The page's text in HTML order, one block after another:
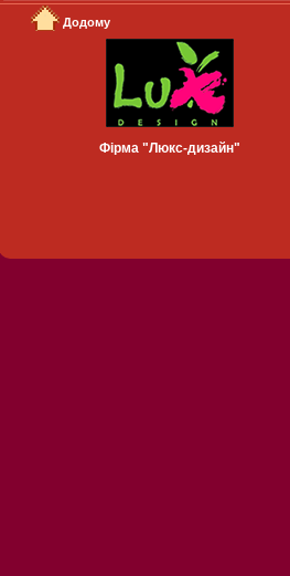
Додому
Фірма "Люкс-дизайн"